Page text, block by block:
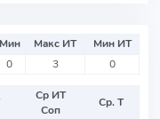
Мин Макс ИТ
Мин ИТ
0 3 0
Ср ИТ
Соп
Ср. Т